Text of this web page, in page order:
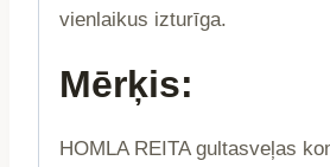
vienlaikus izturīga.
Mērķis:
HOMLA REITA gultasveļas